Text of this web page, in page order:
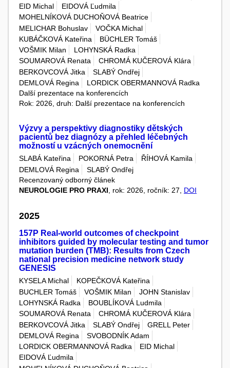
EID Michal
EIDOVÁ Ľudmila
MOHELNÍKOVÁ DUCHOŇOVÁ Beatrice
MELICHAR Bohuslav
VOČKA Michal
KUBÁČKOVÁ Kateřina
BÜCHLER Tomáš
VOŠMIK Milan
LOHYNSKÁ Radka
SOUMAROVÁ Renata
CHROMÁ KUČEROVÁ Klára
BERKOVCOVÁ Jitka
SLABÝ Ondřej
DEMLOVÁ Regina
LORDICK OBERMANNOVÁ Radka
Další prezentace na konferencích
Rok: 2026, druh: Další prezentace na konferencích
Výzvy a perspektivy diagnostiky dětských
pacientů bez diagnózy a přehled léčebných
možností u vzácných onemocnění
SLABÁ Kateřina POKORNÁ Petra
ŘÍHOVÁ Kamila
DEMLOVÁ Regina
SLABÝ Ondřej
Recenzovaný odborný článek
NEUROLOGIE PRO PRAXI , rok: 2026, ročník: 27, DOI
2025
157P Real-world outcomes of checkpoint
inhibitors guided by molecular testing and tumor
mutation burden (TMB): Results from Czech
national precision medicine network study
GENESIS
KYSELA Michal
KOPEČKOVÁ Kateřina
BUCHLER Tomáš
VOŠMIK Milan
JOHN Stanislav
LOHYNSKÁ Radka
BOUBLÍKOVÁ Ludmila
SOUMAROVÁ Renata
CHROMÁ KUČEROVÁ Klára
BERKOVCOVÁ Jitka
SLABÝ Ondřej
GRELL Peter
DEMLOVÁ Regina
SVOBODNÍK Adam
LORDICK OBERMANNOVÁ Radka
EID Michal
EIDOVÁ Ľudmila